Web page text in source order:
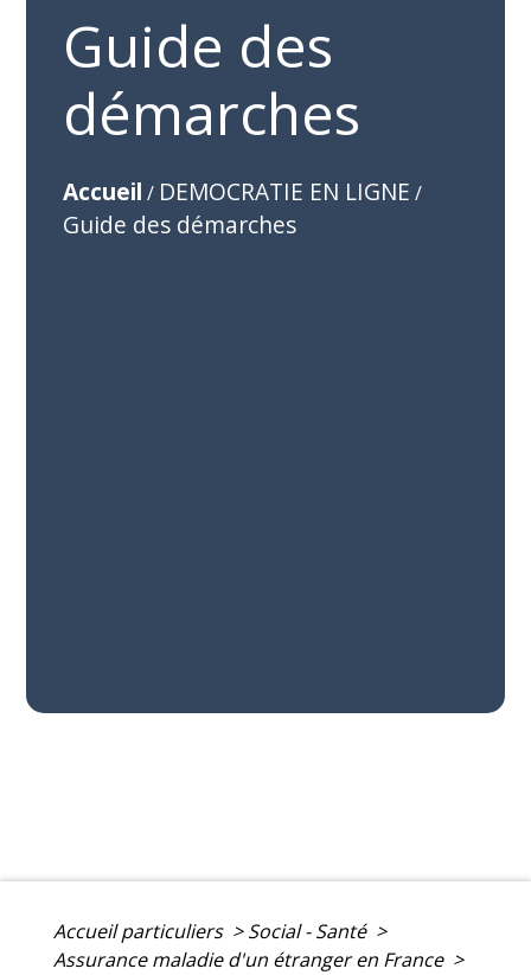
Guide des
démarches
Accueil / DEMOCRATIE EN LIGNE /
Guide des démarches
Accueil particuliers > Social - Santé >
Assurance maladie d'un étranger en France >